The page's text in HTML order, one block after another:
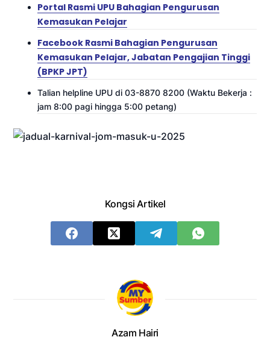
Portal Rasmi UPU Bahagian Pengurusan
Kemasukan Pelajar
Facebook Rasmi Bahagian Pengurusan
Kemasukan Pelajar, Jabatan Pengajian Tinggi
(BPKP JPT)
Talian helpline UPU di 03-8870 8200 (Waktu Bekerja :
jam 8:00 pagi hingga 5:00 petang)
Kongsi Artikel
Azam Hairi